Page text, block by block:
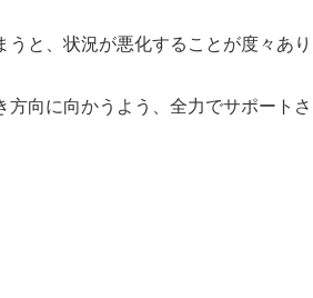
と、状況が悪化することが度々あり
向に向かうよう、全力でサポートさ